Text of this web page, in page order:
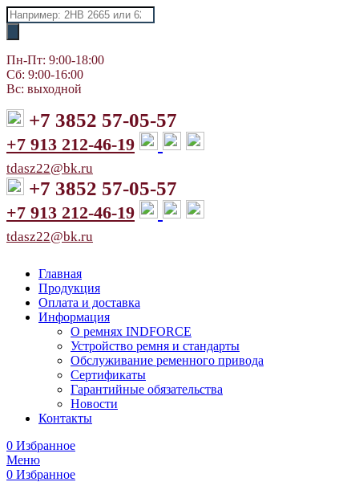
Поиск
товаров
Пн-Пт: 9:00-18:00
Сб: 9:00-16:00
Вс: выходной
+7 3852 57-05-57
+7 913 212-46-19
tdasz22@bk.ru
+7 3852 57-05-57
+7 913 212-46-19
tdasz22@bk.ru
Главная
Продукция
Оплата и доставка
Информация
О ремнях INDFORCE
Устройство ремня и стандарты
Обслуживание ременного привода
Сертификаты
Гарантийные обязательства
Новости
Контакты
0 Избранное
Меню
0 Избранное